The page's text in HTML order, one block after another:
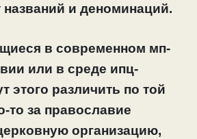
названий и деноминаций.
в современном мп-
или в среде ипц-
этого различить по той
то за православие
организацию,